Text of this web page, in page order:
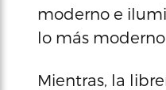
moderno e
lo más
Mientras, la